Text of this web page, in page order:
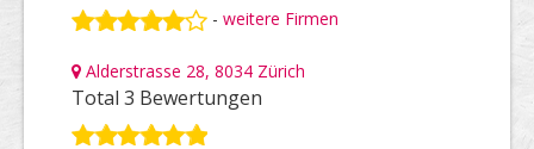
Preise
- weitere Firmen
Alderstrasse 28, 8034 Zürich
Total 3 Bewertungen